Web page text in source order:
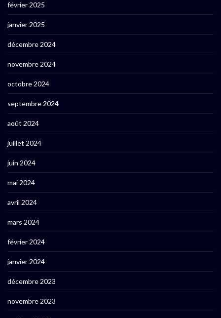
février 2025
janvier 2025
décembre 2024
novembre 2024
octobre 2024
septembre 2024
août 2024
juillet 2024
juin 2024
mai 2024
avril 2024
mars 2024
février 2024
janvier 2024
décembre 2023
novembre 2023